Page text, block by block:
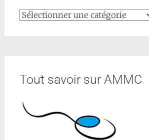
Tout savoir sur AMMC